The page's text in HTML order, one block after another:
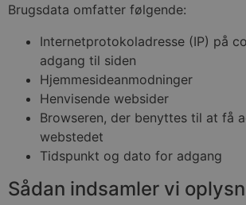
Brugsdata omfatter følgende:
Internetprotokoladresse (IP) på
adgang til siden
Hjemmesideanmodninger
Henvisende websider
Browseren, der benyttes til at få
webstedet
Tidspunkt og dato for adgang
Sådan indsamler vi